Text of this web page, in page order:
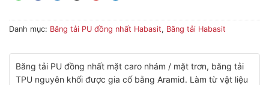
Danh mục: Băng tải PU đồng nhất Habasit, Băng tải Habasit
Băng tải PU đồng nhất mặt caro nhám / mặt trơn, băng tải
TPU nguyên khối được gia cố bằng Aramid. Làm từ vật liệu